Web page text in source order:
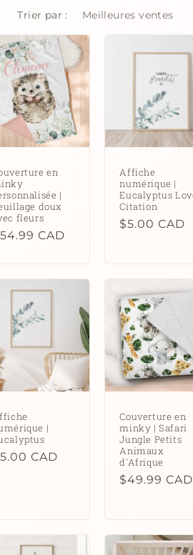
Trier par :
en
|
doux
fleurs
CAD
Affiche
numérique |
Eucalyptus
Citation
Prix
$5.00 CAD
|
CAD
Couverture en
minky | Safari
Jungle Petits
Animaux
d'Afrique
Prix
$49.99 CAD